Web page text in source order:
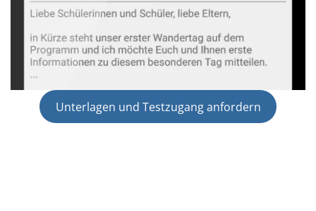
Unterlagen und Testzugang anfordern